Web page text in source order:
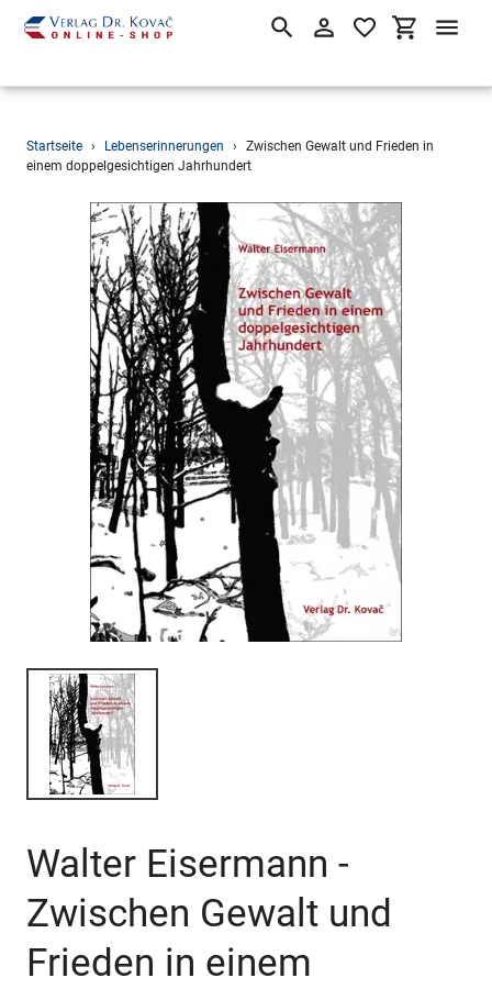
Direkt
zum
SuchenEinloggen
Startseite › Lebenserinnerungen ›
Zwischen Gewalt und Frieden in
einem doppelgesichtigen Jahrhundert
Walter Eisermann -
Zwischen Gewalt und
Frieden in einem